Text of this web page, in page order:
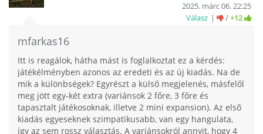
mfarkas16
2025. márc 06. 22:25
Válasz
/+12
Itt is reagálok, hátha mást is foglalkoztat ez a kérdés:
játékélményben azonos az eredeti és az új kiadás. Na de
mik a különbségek? Egyrészt a külső megjelenés, másfelől
meg jött egy-két extra (variánsok 2 főre, 3 főre és
tapasztalt játékosoknak, illetve 2 mini expansion). Az első
kiadás egyeseknek szimpatikusabb, van egy hangulata,
így az sem rossz választás. A variánsokról annyit, hogy 4